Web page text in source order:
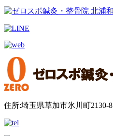
住所:埼玉県草加市氷川町2130-8